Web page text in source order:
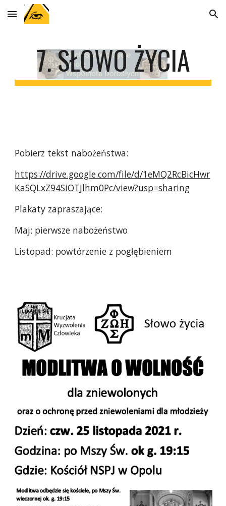
Skip to main content Skip to navigation
7. SŁOWO ŻYCIA
Pobierz tekst nabożeństwa:
https://drive.google.com/file/d/1eMQ2RcBicHwr
KaSQLxZ94SiOTJlhm0Pc/view?usp=sharing
Plakaty zapraszające:
Maj: pierwsze nabożeństwo
Listopad: powtórzenie z pogłębieniem